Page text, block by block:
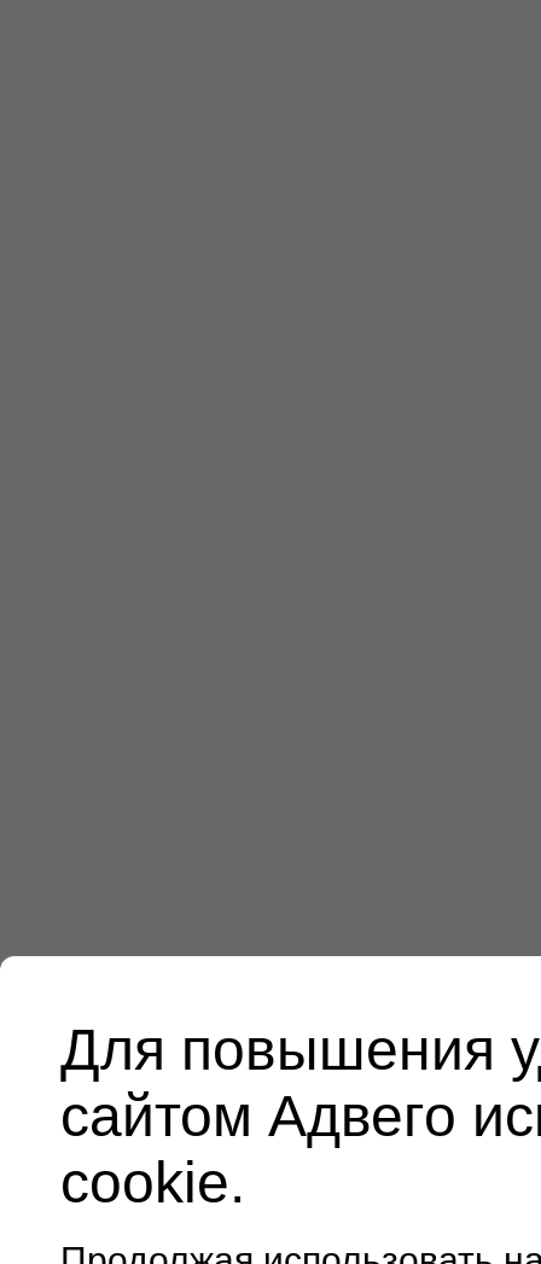
Для повышения
сайтом Адвего
cookie.